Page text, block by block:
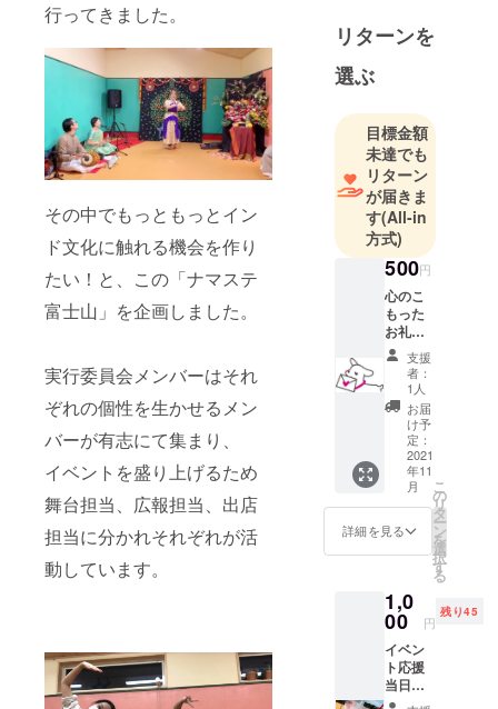
行ってきました。
その中でもっともっとイン
ド文化に触れる機会を作り
たい！と、この「ナマステ
富士山」を企画しました。
実行委員会メンバーはそれ
ぞれの個性を生かせるメン
バーが有志にて集まり、
イベントを盛り上げるため
舞台担当、広報担当、出店
担当に分かれそれぞれが活
動しています。
初めてのプ
ロジェクト
になりま
す！どうぞ
よろしくお
願いしま
す！！
わたしは、
静岡県富士
宮市にあり
ます「イン
ド舞踊の
会 サラン
ガイ」の生
徒です。
当教室の主
宰である平
林千亜紀先
生の指導の
もと、イン
ド舞踊 バ
ヤムを学ん
でいます。
10年前子育
てセミナー
の体験にて
リターンを
選ぶ
目標金額
未達でも
リターン
が届きま
す(All-in
方式)
500円
心のこ
もった
お礼の
メール
イベン
ト開催
後にイ
ベント
に関す
るご報
告を兼
ねて真
心こめ
てお礼
のメー
ルを送
ていた
だきま
す。
支援
者：
1人
お届
け予
定：
2021
年11
月
詳細を見る
こ
の
リ
タ
ー
ン
を
選
択
す
る
1,0
00 円
残り45
イベン
ト応援
当日ド
リンク